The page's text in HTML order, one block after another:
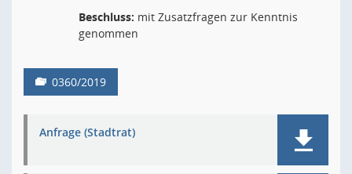
Beschluss: mit Zusatzfragen zur Kenntnis
genommen
0360/2019
Anfrage (Stadtrat)